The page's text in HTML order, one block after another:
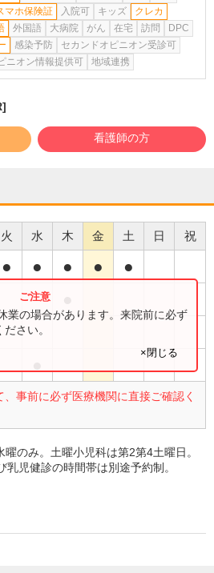
マホ保険証 入院可 キッズ
クレカ
外国語 大病院 がん 在宅 訪問
DPC
感染予防
セカンドオピニオン受診可
ニオン情報提供可
地域連携
看護師の方
火 水 木 金 土 日 祝
● ● ● ● ●
事前に必ず医療機関に直接ご確認く
業の場合があります。来院前に必ず
さい。
×閉じる
のみ。土曜小児科は第2第4土曜日。
乳児健診の時間帯は別途予約制。